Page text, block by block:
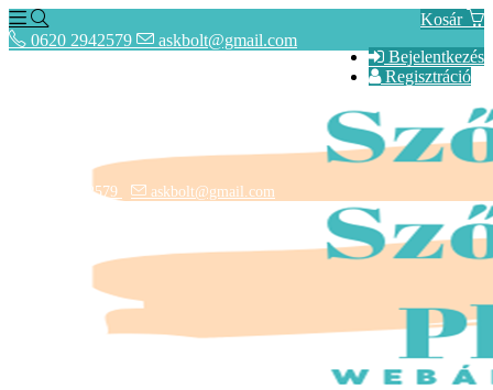
Kosár
Bejelentkezés
Regisztráció
0620 2942579 askbolt@gmail.com
0620 2942579 askbolt@gmail.com